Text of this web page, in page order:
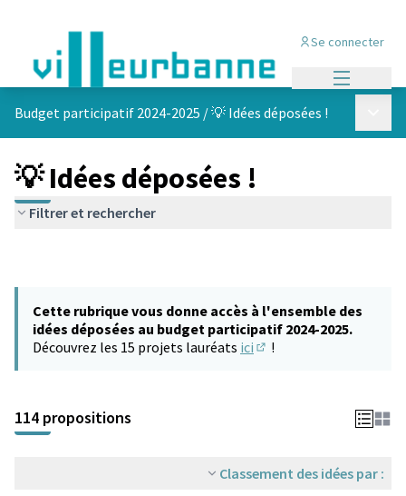
Se connecter
Budget participatif 2024-2025 /💡 Idées déposées !
💡 Idées déposées !
Filtrer et rechercher
Cette rubrique vous donne accès à l'ensemble des
idées déposées au budget participatif 2024-2025.
Découvrez les 15 projets lauréats ici !
114 propositions
Classement des idées par :